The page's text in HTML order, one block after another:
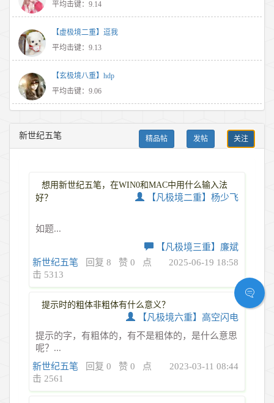
平均击键：9.14
【虚极境二重】逗我
平均击键：9.13
【玄极境八重】hdp
平均击键：9.06
新世纪五笔 关注
发帖
精品帖
想用新世纪五笔，在WIN0和MAC中用什么输入法
好？
【凡极境二重】杨少飞
如题...
【凡极境三重】廉斌
2025-06-19 18:58
新世纪五笔 回复 8 赞 0
点
击 5313
提示时的粗体非粗体有什么意义？
【凡极境六重】高空闪电
提示的字，有粗体的，有不是粗体的，是什么意思
呢？...
2023-03-11 08:44
新世纪五笔 回复 0 赞 0
点
击 2561